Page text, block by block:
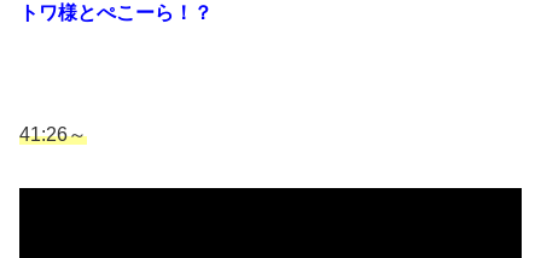
トワ様とぺこーら！？
41:26～